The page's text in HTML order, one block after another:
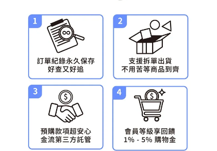
預購-宅配(離島)(舊)
每筆NT$160，滿NT$3,000(含以上)免運費
東海門市自取，需自備購物袋取貨唷。